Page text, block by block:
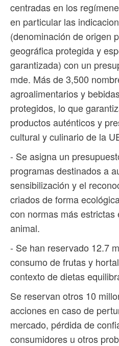
centradas en los
en particular las
(denominación de origen
geográfica protegida y
garantizada) con un
mde. Más de 3,500
agroalimentarios y
protegidos, lo que
productos auténticos y
cultural y culinario de la
- Se asigna un
programas destinados a
sensibilización y el
criados de forma
con normas más
animal.
- Se han reservado 12.7
consumo de frutas y
contexto de dietas
Se reservan otros 10
acciones en caso de
mercado, pérdida de
consumidores u otros